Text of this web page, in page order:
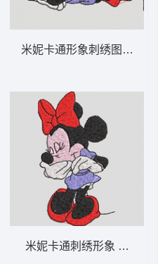
2-DST格式
DST格式
米妮卡通形象刺绣图案 米
米妮卡通刺绣形象 米妮